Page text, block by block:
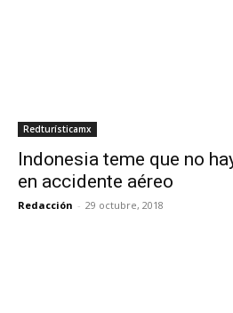
Redturísticamx
Indonesia teme que no
en accidente aéreo
Redacción - 29 octubre, 2018